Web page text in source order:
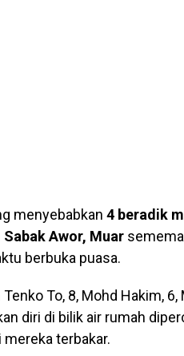
menyebabkan 4 beradik
Sabak Awor, Muar
berbuka puasa.
To, 8, Mohd Hakim,
diri di bilik air rumah
terbakar.